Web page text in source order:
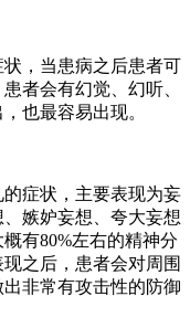
，当患病之后患者可
者会有幻觉、幻听、
也最容易出现。
症状，主要表现为妄
嫉妒妄想、夸大妄想
有80%左右的精神分
之后，患者会对周围
非常有攻击性的防御